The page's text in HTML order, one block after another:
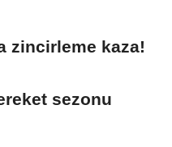
zincirleme kaza!
sezonu